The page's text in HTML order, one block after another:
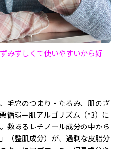
みずしくて使いやすいから好
毛穴のつまり・たるみ、肌のざ
循環＝肌アルゴリズム（*3）に
数あるレチノール成分の中から
（整肌成分）が、過剰な皮脂分